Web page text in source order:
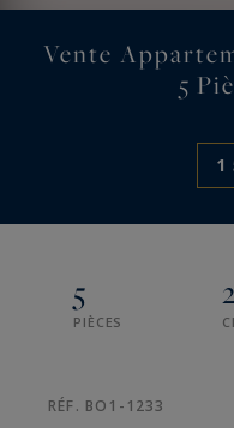
Vente
5
1
5
PIÈCES
RÉF. BO1-1233